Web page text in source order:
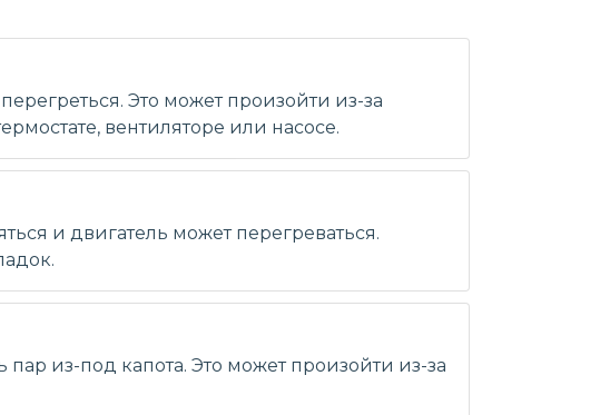
Это может произойти из-за
вентиляторе или насосе.
и двигатель может перегреваться.
из-под капота. Это может произойти из-за